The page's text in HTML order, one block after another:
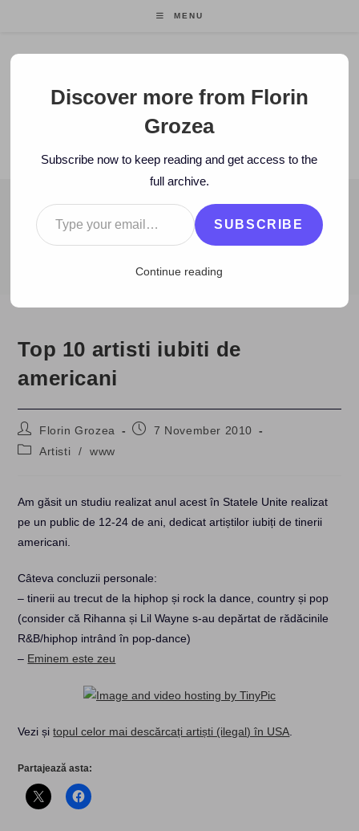
MENU
Florin Grozea
ENTREPRENEUR. FOUNDER/CEO MOCAPP.
BLOG
2010 > November > 7 > www Top 10 artisti iubiti de americani
Top 10 artisti iubiti de
americani
Post
author:
Florin Grozea
Post7 November 2010
PostArtisti / www
Am găsit un studiu realizat anul acest în Statele Unite realizat
pe un public de 12-24 de ani, dedicat artiștilor iubiți de tinerii
americani.
Câteva concluzii personale:
– tinerii au trecut de la hiphop și rock la dance, country și pop
(consider că Rihanna și Lil Wayne s-au depărtat de rădăcinile
R&B/hiphop intrând în pop-dance)
– Eminem este zeu
Vezi șitopul celor mai descărcați artiști (ilegal) în USA
Partajează asta:
Discover more from Florin
Grozea
Subscribe now to keep reading and get access to the
full archive.
Type your email…
SUBSCRIBE
Continue reading